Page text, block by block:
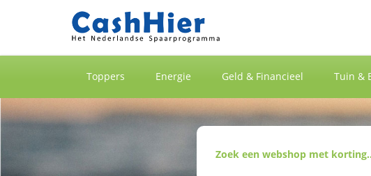
Toppers Energie Geld & Financieel Tuin &